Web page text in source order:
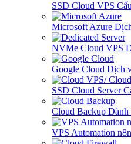
SSD Cloud VPS
Microsoft Azure
NVMe Cloud VPS
Google Cloud Dịch
SSD Cloud Server
Cloud Backup Dành
VPS Automation n8n